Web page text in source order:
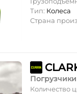
Тип: Колеса
Страна
Погрузчики
Количество